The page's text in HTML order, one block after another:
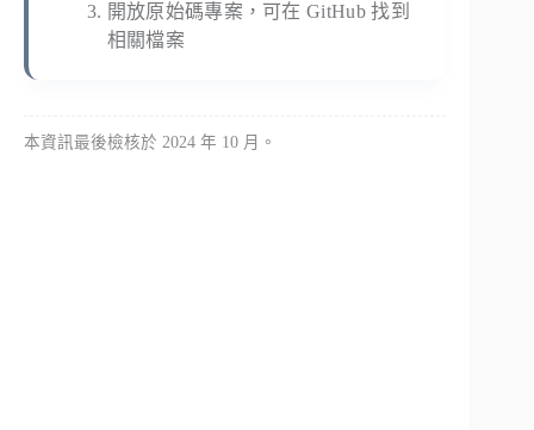
開放原始碼專案，可在 GitHub 找到
相關檔案
本資訊最後檢核於 2024 年 10 月。